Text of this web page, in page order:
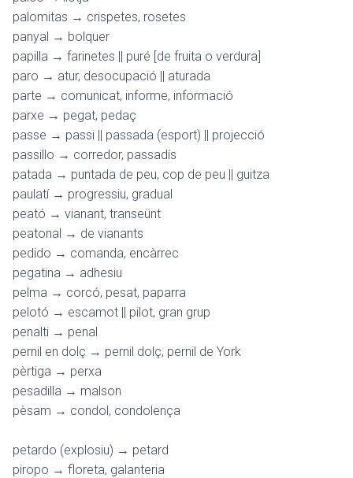
palomitas → crispetes, rosetes
panyal → bolquer
papilla → farinetes || puré [de fruita o verdura]
paro → atur, desocupació || aturada
parte → comunicat, informe, informació
parxe → pegat, pedaç
passe → passi || passada (esport) || projecció
passillo → corredor, passadís
patada → puntada de peu, cop de peu || guitza
paulatí → progressiu, gradual
peató → vianant, transeünt
peatonal → de vianants
pedido → comanda, encàrrec
pegatina → adhesiu
pelma → corcó, pesat, paparra
pelotó → escamot || pilot, gran grup
penalti → penal
pernil en dolç → pernil dolç, pernil de York
pèrtiga → perxa
pesadilla → malson
pèsam → condol, condolença
petardo (explosiu) → petard
piropo → floreta, galanteria